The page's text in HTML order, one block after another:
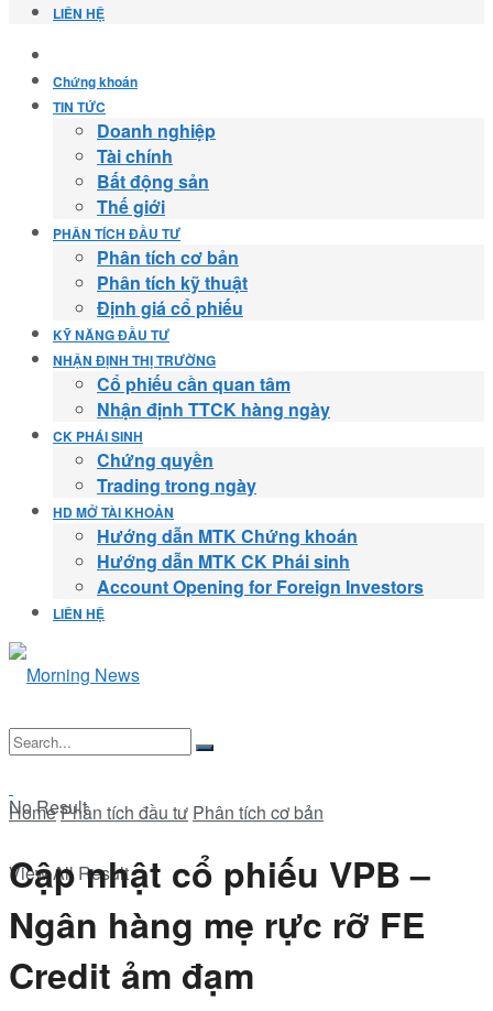
LIÊN HỆ
Chứng khoán
TIN TỨC
Doanh nghiệp
Tài chính
Bất động sản
Thế giới
PHÂN TÍCH ĐẦU TƯ
Phân tích cơ bản
Phân tích kỹ thuật
Định giá cổ phiếu
KỸ NĂNG ĐẦU TƯ
NHẬN ĐỊNH THỊ TRƯỜNG
Cổ phiếu cần quan tâm
Nhận định TTCK hàng ngày
CK PHÁI SINH
Chứng quyền
Trading trong ngày
HD MỞ TÀI KHOẢN
Hướng dẫn MTK Chứng khoán
Hướng dẫn MTK CK Phái sinh
Account Opening for Foreign Investors
LIÊN HỆ
No Result
View All Result
HomePhân tích đầu tư Phân tích cơ bản
Cập nhật cổ phiếu VPB –
Ngân hàng mẹ rực rỡ FE
Credit ảm đạm